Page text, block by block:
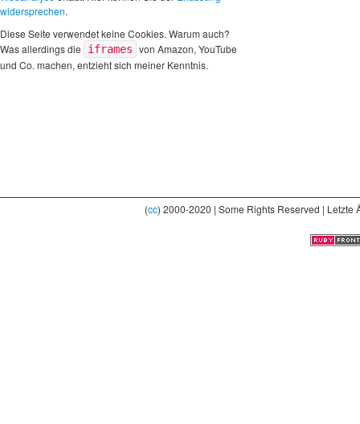
widersprechen.
Diese Seite verwendet keine Cookies. Warum auch?
Was allerdings die
iframes von Amazon, YouTube
und Co. machen, entzieht sich meiner Kenntnis.
(cc) 2000-2020 | Some Rights Reserved |